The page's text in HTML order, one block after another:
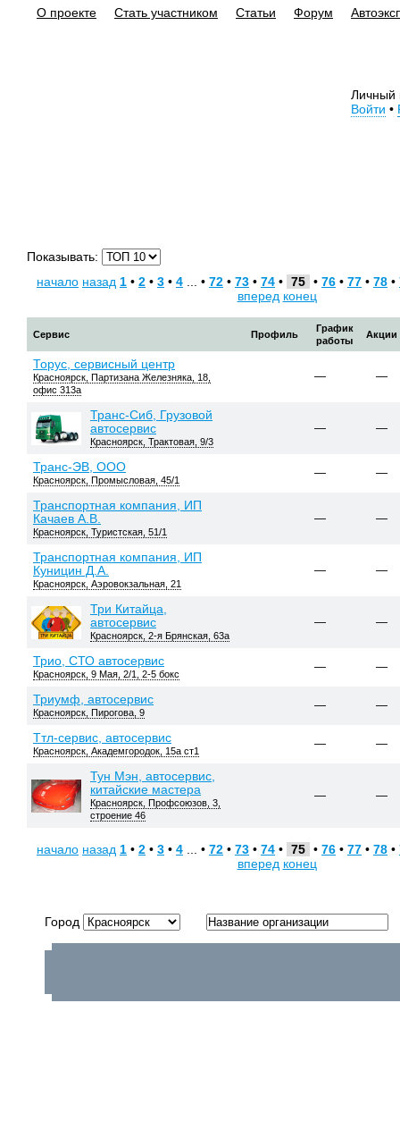
О проекте Стать участником Статьи Форум
Личный
Войти •
Показывать:
начало назад 1 • 2 • 3 • 4 ... • 72 • 73 • 74 • 75 • 76 • 77 • 78 •
вперед конец
Сервис Профиль
График
работы
Акции
Торус, сервисный центр
Красноярск, Партизана Железняка, 18,
офис 313а
— —
Транс-Сиб, Грузовой
автосервис
Красноярск, Трактовая, 9/3
— —
Транс-ЭВ, ООО
Красноярск, Промысловая, 45/1
— —
Транспортная компания, ИП
Качаев А.В.
Красноярск, Туристская, 51/1
— —
Транспортная компания, ИП
Куницин Д.А.
Красноярск, Аэровокзальная, 21
— —
Три Китайца,
автосервис
Красноярск, 2-я Брянская, 63а
— —
Трио, СТО автосервис
Красноярск, 9 Мая, 2/1, 2-5 бокс
— —
Триумф, автосервис
Красноярск, Пирогова, 9
— —
Ттл-сервис, автосервис
Красноярск, Академгородок, 15а ст1
— —
Тун Мэн, автосервис,
китайские мастера
Красноярск, Профсоюзов, 3,
строение 46
— —
начало назад 1 • 2 • 3 • 4 ... • 72 • 73 • 74 • 75 • 76 • 77 • 78 •
вперед конец
Город